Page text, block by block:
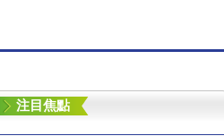
注目焦點